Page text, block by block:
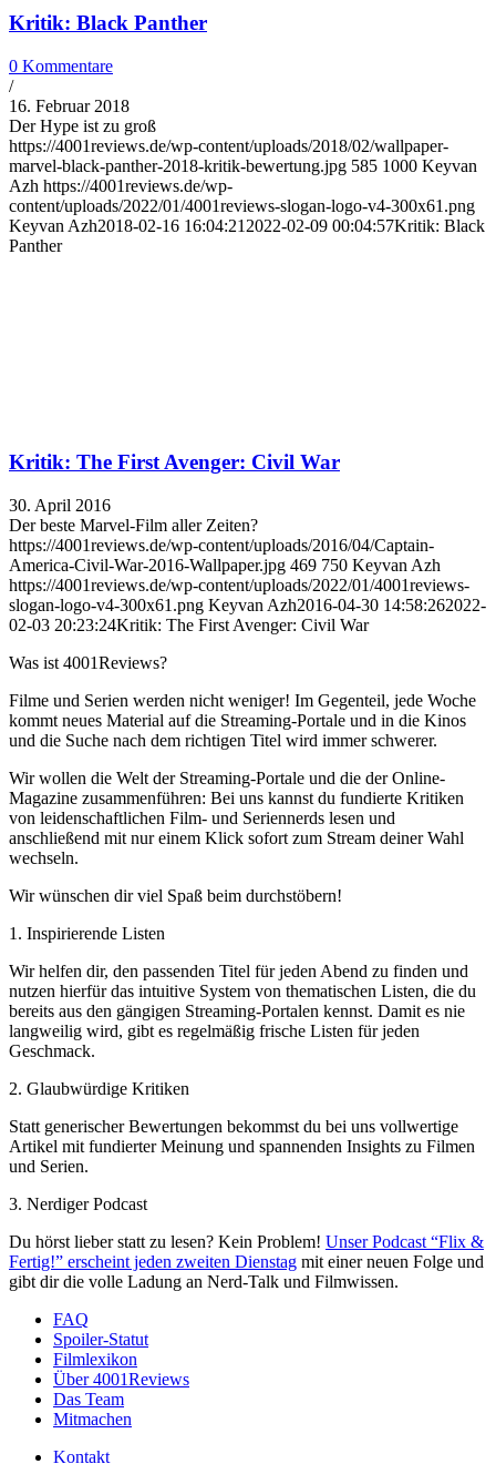
Kritik: Black Panther
0 Kommentare
/
16. Februar 2018
Der Hype ist zu groß
https://4001reviews.de/wp-content/uploads/2018/02/wallpaper-
marvel-black-panther-2018-kritik-bewertung.jpg 585 1000 Keyvan
Azh https://4001reviews.de/wp-
content/uploads/2022/01/4001reviews-slogan-logo-v4-300x61.png
Keyvan Azh2018-02-16 16:04:21 2022-02-09 00:04:57Kritik: Black
Panther
Kritik: The First Avenger: Civil War
30. April 2016
Der beste Marvel-Film aller Zeiten?
https://4001reviews.de/wp-content/uploads/2016/04/Captain-
America-Civil-War-2016-Wallpaper.jpg 469 750 Keyvan Azh
https://4001reviews.de/wp-content/uploads/2022/01/4001reviews-
slogan-logo-v4-300x61.png Keyvan Azh2016-04-30 14:58:262022-
02-03 20:23:24Kritik: The First Avenger: Civil War
Was ist 4001Reviews?
Filme und Serien werden nicht weniger! Im Gegenteil, jede Woche
kommt neues Material auf die Streaming-Portale und in die Kinos
und die Suche nach dem richtigen Titel wird immer schwerer.
Wir wollen die Welt der Streaming-Portale und die der Online-
Magazine zusammenführen: Bei uns kannst du fundierte Kritiken
von leidenschaftlichen Film- und Seriennerds lesen und
anschließend mit nur einem Klick sofort zum Stream deiner Wahl
wechseln.
Wir wünschen dir viel Spaß beim durchstöbern!
1. Inspirierende Listen
Wir helfen dir, den passenden Titel für jeden Abend zu finden und
nutzen hierfür das intuitive System von thematischen Listen, die du
bereits aus den gängigen Streaming-Portalen kennst. Damit es nie
langweilig wird, gibt es regelmäßig frische Listen für jeden
Geschmack.
2. Glaubwürdige Kritiken
Statt generischer Bewertungen bekommst du bei uns vollwertige
Artikel mit fundierter Meinung und spannenden Insights zu Filmen
und Serien.
3. Nerdiger Podcast
Du hörst lieber statt zu lesen? Kein Problem! Unser Podcast “Flix &
Fertig!” erscheint jeden zweiten Dienstag mit einer neuen Folge und
gibt dir die volle Ladung an Nerd-Talk und Filmwissen.
FAQ
Spoiler-Statut
Filmlexikon
Über 4001Reviews
Das Team
Mitmachen
Kontakt